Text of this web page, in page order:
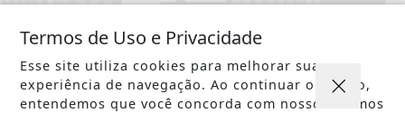
ASSINE AGORA
Termos de Uso e Privacidade
Esse site utiliza cookies para melhorar sua
experiência de navegação. Ao continuar o acesso,
entendemos que você concorda com nossos Termos